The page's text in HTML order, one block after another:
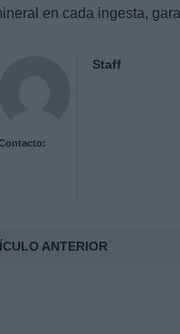
en cada ingesta,
Staff
ANTERIOR